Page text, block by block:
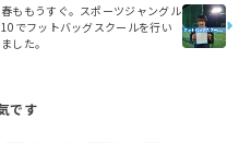
春ももうすぐ。スポーツジャングル
10でフットバッグスクールを行い
ました。